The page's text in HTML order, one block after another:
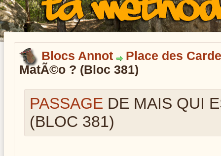
Blocs Annot
Place des
MatÃ©o ? (Bloc 381)
PASSAGE DE MAIS QUI
(BLOC 381)